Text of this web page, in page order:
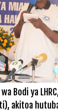
Bodi ya
akitoa